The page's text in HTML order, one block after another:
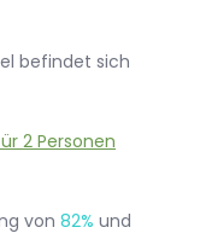
befindet sich
von 82% und